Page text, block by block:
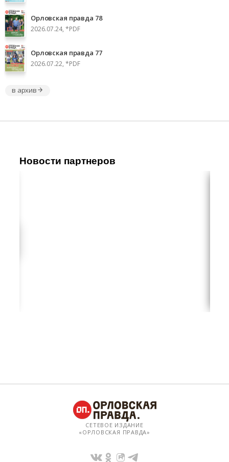
Орловская правда 78
2026.07.24, *PDF
Орловская правда 77
2026.07.22, *PDF
в архив
Новости партнеров
СЕТЕВОЕ ИЗДАНИЕ
«ОРЛОВСКАЯ ПРАВДА»